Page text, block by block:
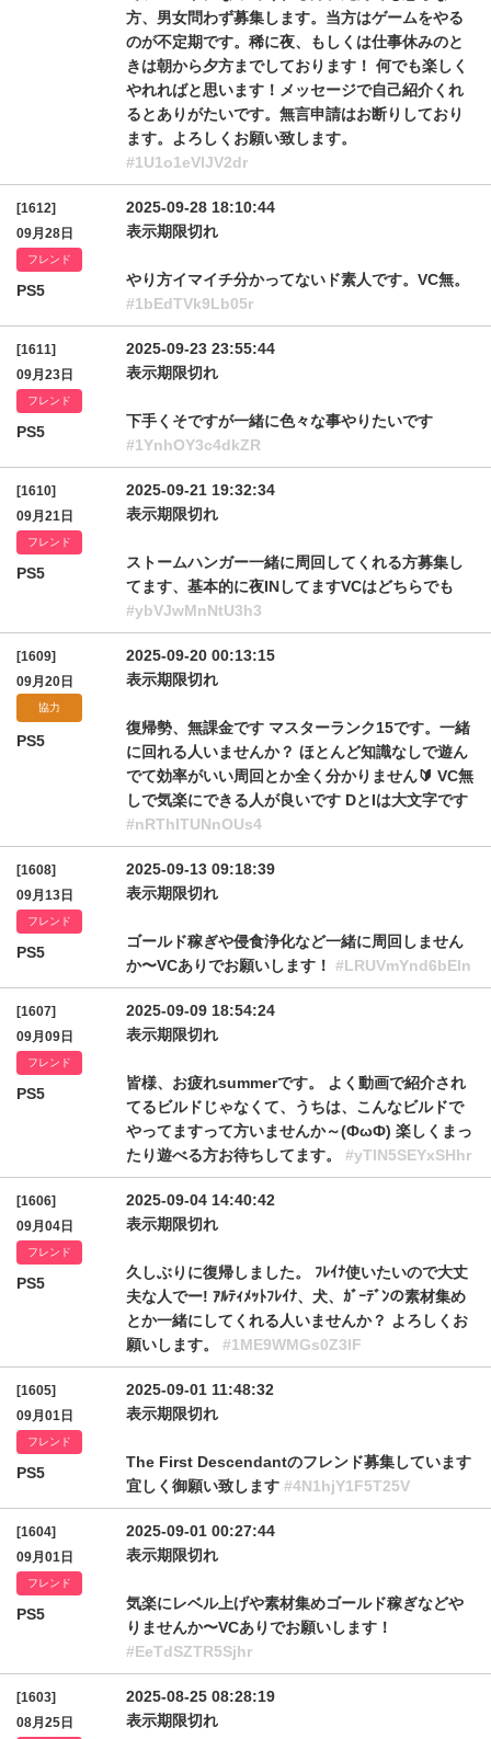
方、男女問わず募集します。当方はゲームをやる
のが不定期です。稀に夜、もしくは仕事休みのと
きは朝から夕方までしております！ 何でも楽しく
やれればと思います！メッセージで自己紹介くれ
るとありがたいです。無言申請はお断りしており
ます。よろしくお願い致します。
#1U1o1eVlJV2dr
[1612]
09月28日
フレンド
PS5
2025-09-28 18:10:44
表示期限切れ
やり方イマイチ分かってないド素人です。VC無。
#1bEdTVk9Lb05r
[1611]
09月23日
フレンド
PS5
2025-09-23 23:55:44
表示期限切れ
下手くそですが一緒に色々な事やりたいです
#1YnhOY3c4dkZR
[1610]
09月21日
フレンド
PS5
2025-09-21 19:32:34
表示期限切れ
ストームハンガー一緒に周回してくれる方募集し
てます、基本的に夜INしてますVCはどちらでも
#ybVJwMnNtU3h3
[1609]
09月20日
協力
PS5
2025-09-20 00:13:15
表示期限切れ
復帰勢、無課金です マスターランク15です。一緒
に回れる人いませんか？ ほとんど知識なしで遊ん
でて効率がいい周回とか全く分かりません🔰 VC無
しで気楽にできる人が良いです DとIは大文字です
#nRThITUNnOUs4
[1608]
09月13日
フレンド
PS5
2025-09-13 09:18:39
表示期限切れ
ゴールド稼ぎや侵食浄化など一緒に周回しません
か〜VCありでお願いします！ #LRUVmYnd6bEln
[1607]
09月09日
フレンド
PS5
2025-09-09 18:54:24
表示期限切れ
皆様、お疲れsummerです。 よく動画で紹介され
てるビルドじゃなくて、うちは、こんなビルドで
やってますって方いませんか～(ФωФ) 楽しくまっ
たり遊べる方お待ちしてます。 #yTlN5SEYxSHhr
[1606]
09月04日
フレンド
PS5
2025-09-04 14:40:42
表示期限切れ
久しぶりに復帰しました。 ﾌﾚｲﾅ使いたいので大丈
夫な人でー! ｱﾙﾃｨﾒｯﾄﾌﾚｲﾅ、犬、ｶﾞｰﾃﾞﾝの素材集め
とか一緒にしてくれる人いませんか？ よろしくお
願いします。 #1ME9WMGs0Z3lF
[1605]
09月01日
フレンド
PS5
2025-09-01 11:48:32
表示期限切れ
The First Descendantのフレンド募集しています
宜しく御願い致します #4N1hjY1F5T25V
[1604]
09月01日
フレンド
PS5
2025-09-01 00:27:44
表示期限切れ
気楽にレベル上げや素材集めゴールド稼ぎなどや
りませんか〜VCありでお願いします！
#EeTdSZTR5Sjhr
[1603]
08月25日
2025-08-25 08:28:19
表示期限切れ